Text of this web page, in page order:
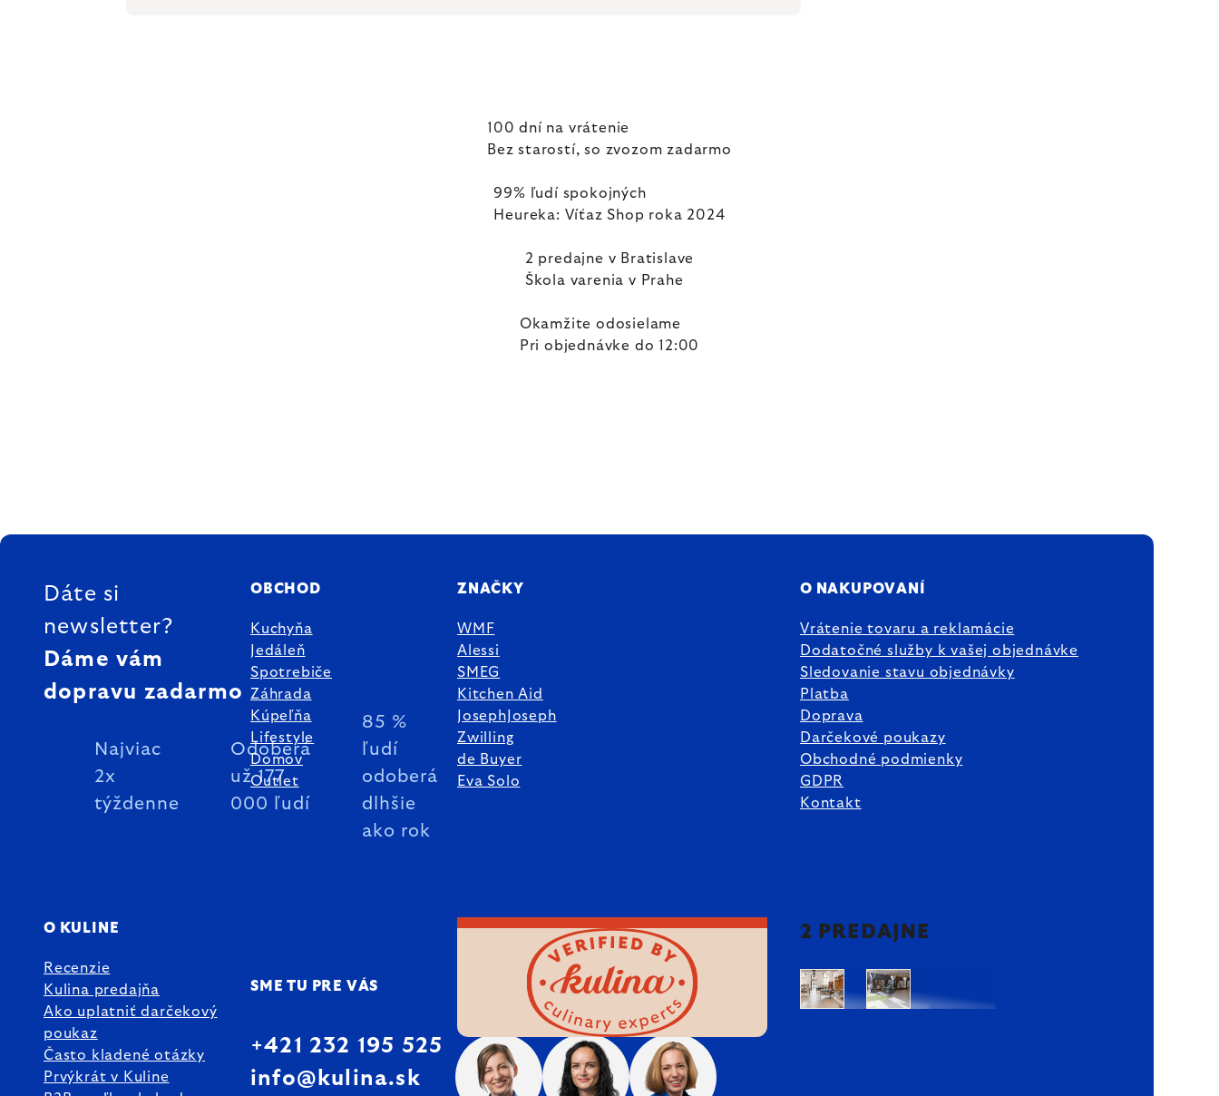
100 dní na vrátenie
Bez starostí, so zvozom zadarmo
99% ľudí spokojných
Heureka: Víťaz Shop roka 2024
2 predajne v Bratislave
Škola varenia v Prahe
Okamžite odosielame
Pri objednávke do 12:00
ZÁPÄTIE
Dáte si
newsletter?
Dáme vám
dopravu zadarmo
Najviac
2x
týždenne
Odoberá
už 177
000 ľudí
85 %
ľudí
odoberá
dlhšie
ako rok
OBCHOD
Kuchyňa
Jedáleň
Spotrebiče
Záhrada
Kúpeľňa
Lifestyle
Domov
Outlet
ZNAČKY
WMF
Alessi
SMEG
Kitchen Aid
JosephJoseph
Zwilling
de Buyer
Eva Solo
O NAKUPOVANÍ
Vrátenie tovaru a reklamácie
Dodatočné služby k vašej objednávke
Sledovanie stavu objednávky
Platba
Doprava
Darčekové poukazy
Obchodné podmienky
GDPR
Kontakt
O KULINE
Recenzie
Kulina predajňa
Ako uplatniť darčekový
poukaz
Často kladené otázky
Prvýkrát v Kuline
SME TU PRE VÁS
+421 232 195 525
info@kulina.sk
2 PREDAJNE